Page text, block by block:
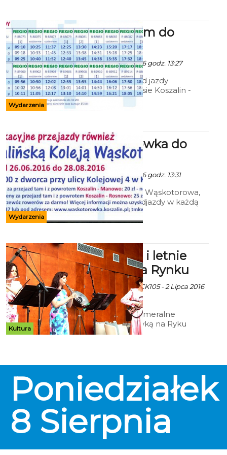
Wydarzenia
Szynobusem do
Mielna
Ala - 22 Czerwca 2016 godz. 13:27
Podajemy rozkład jazdy
szynobusu na trasie Koszalin -
Mielno, Mielno - Koszalin.
Wydarzenia
Wąskotorówka do
Rosnowa
Ala - 22 Czerwca 2016 godz. 13:31
Koszalińska Kolej Wąskotorowa,
ul. Kolejowa 4. Odjazdy w każdą
niedzielę o godz. 11.00 i 13.00
Kultura
Kamerynki i letnie
koncerty na Rynku
Ekoszalin z mat inf CK105 - 2 Lipca 2016
godz. 7:08
Wracają letnie kameralne
spotkania z muzyką na Ryku
Staromiejskim. Ubiegłoroczne
scenie przy City Box'ie. Najbliższe
już w niedzielę.
Poniedziałek
8 Sierpnia